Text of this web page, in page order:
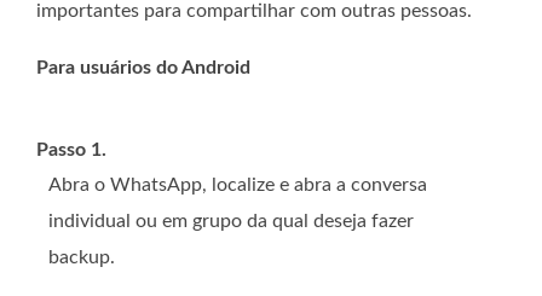
importantes para compartilhar com outras pessoas.
Para usuários do Android
Passo 1.
Abra o WhatsApp, localize e abra a conversa
individual ou em grupo da qual deseja fazer
backup.